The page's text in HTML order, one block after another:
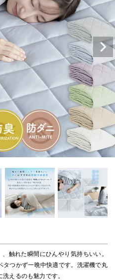
触れた瞬間にひんやり気持ちいい。
つかず一晩中快適です。洗濯機で丸
えるのも魅力です。